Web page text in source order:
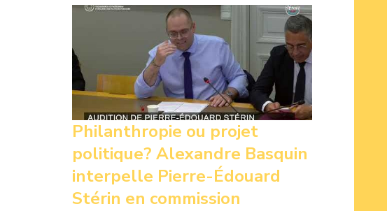
Philanthropie ou projet
politique? Alexandre Basquin
interpelle Pierre-Édouard
Stérin en commission